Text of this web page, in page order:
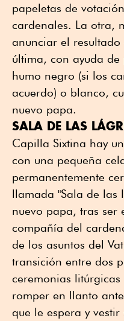
papeletas de
cardenales. La otra,
anunciar el
última, con ayuda de
humo negro (si los
acuerdo) o blanco,
nuevo papa.
SALA DE LAS
Capilla Sixtina hay
con una pequeña
permanentemente
llamada "Sala de las
nuevo papa, tras ser
compañía del
de los asuntos del
transición entre dos
ceremonias
romper en llanto
que le espera y